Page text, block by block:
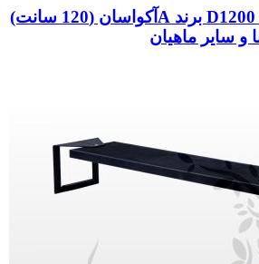
نور سری SOL مدل D1200 برند Aآکواسان (120 سانت)
و سایر ماهیان